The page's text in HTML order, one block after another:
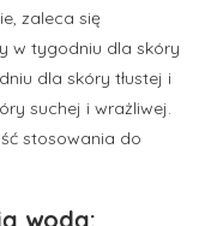
zaleca się
w tygodniu dla skóry
dla skóry tłustej i
suchej i wrażliwej.
stosowania do
wodą: